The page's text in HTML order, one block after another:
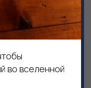
во вселенной